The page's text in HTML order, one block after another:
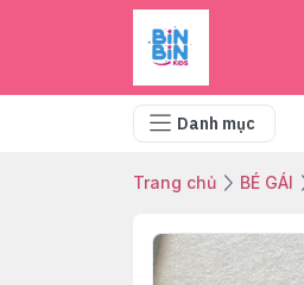
Danh mục
Trang chủ BÉ GÁI